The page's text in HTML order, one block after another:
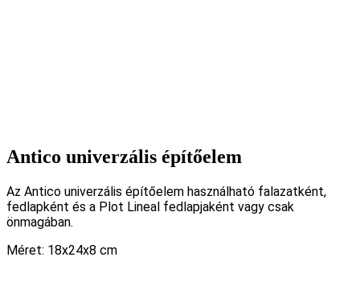
Antico univerzális építőelem
Az Antico univerzális építőelem használható falazatként,
fedlapként és a Plot Lineal fedlapjaként vagy csak
önmagában.
Méret: 18x24x8 cm